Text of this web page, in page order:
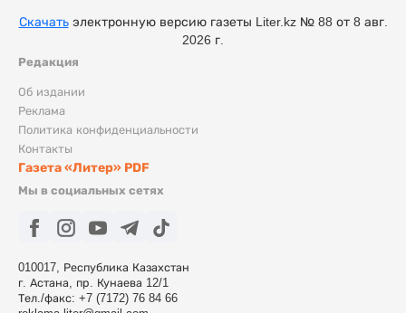
Редакция
Об издании
Реклама
Политика конфиденциальности
Контакты
Газета «Литер» PDF
Мы в социальных сетях
010017, Республика Казахстан
г. Астана, пр. Кунаева 12/1
Тел./факс: +7 (7172) 76 84 66
Скачатьэлектронную версию газеты Liter.kz № 88 от 8 авг.
2026 г.